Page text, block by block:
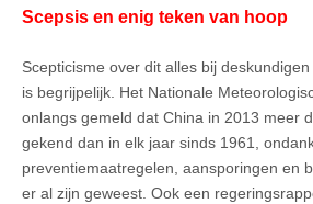
Scepsis en enig teken van hoop
Scepticisme over dit alles bij
is begrijpelijk. Het Nationale
onlangs gemeld dat China in 2013 meer
gekend dan in elk jaar sinds 1961,
preventiemaatregelen, aansporingen en
er al zijn geweest. Ook een